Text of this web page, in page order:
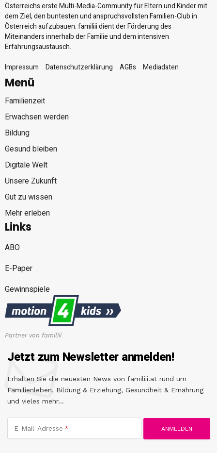
Österreichs erste Multi-Media-Community für Eltern und Kinder mit
dem Ziel, den buntesten und anspruchsvollsten Familien-Club in
Österreich aufzubauen. familiii dient der Förderung des
Miteinanders innerhalb der Familie und dem intensiven
Erfahrungsaustausch.
Impressum
Datenschutzerklärung AGBs Mediadaten
Menü
Familienzeit
Erwachsen werden
Bildung
Gesund bleiben
Digitale Welt
Unsere Zukunft
Gut zu wissen
Mehr erleben
Links
ABO
E-Paper
Gewinnspiele
Partner von familiii
Jetzt zum Newsletter anmelden!
Erhalten Sie die neuesten News von familiii.at rund um
Familienleben, Bildung & Erziehung, Gesundheit & Ernährung
und vieles mehr...
E-Mail-Adresse